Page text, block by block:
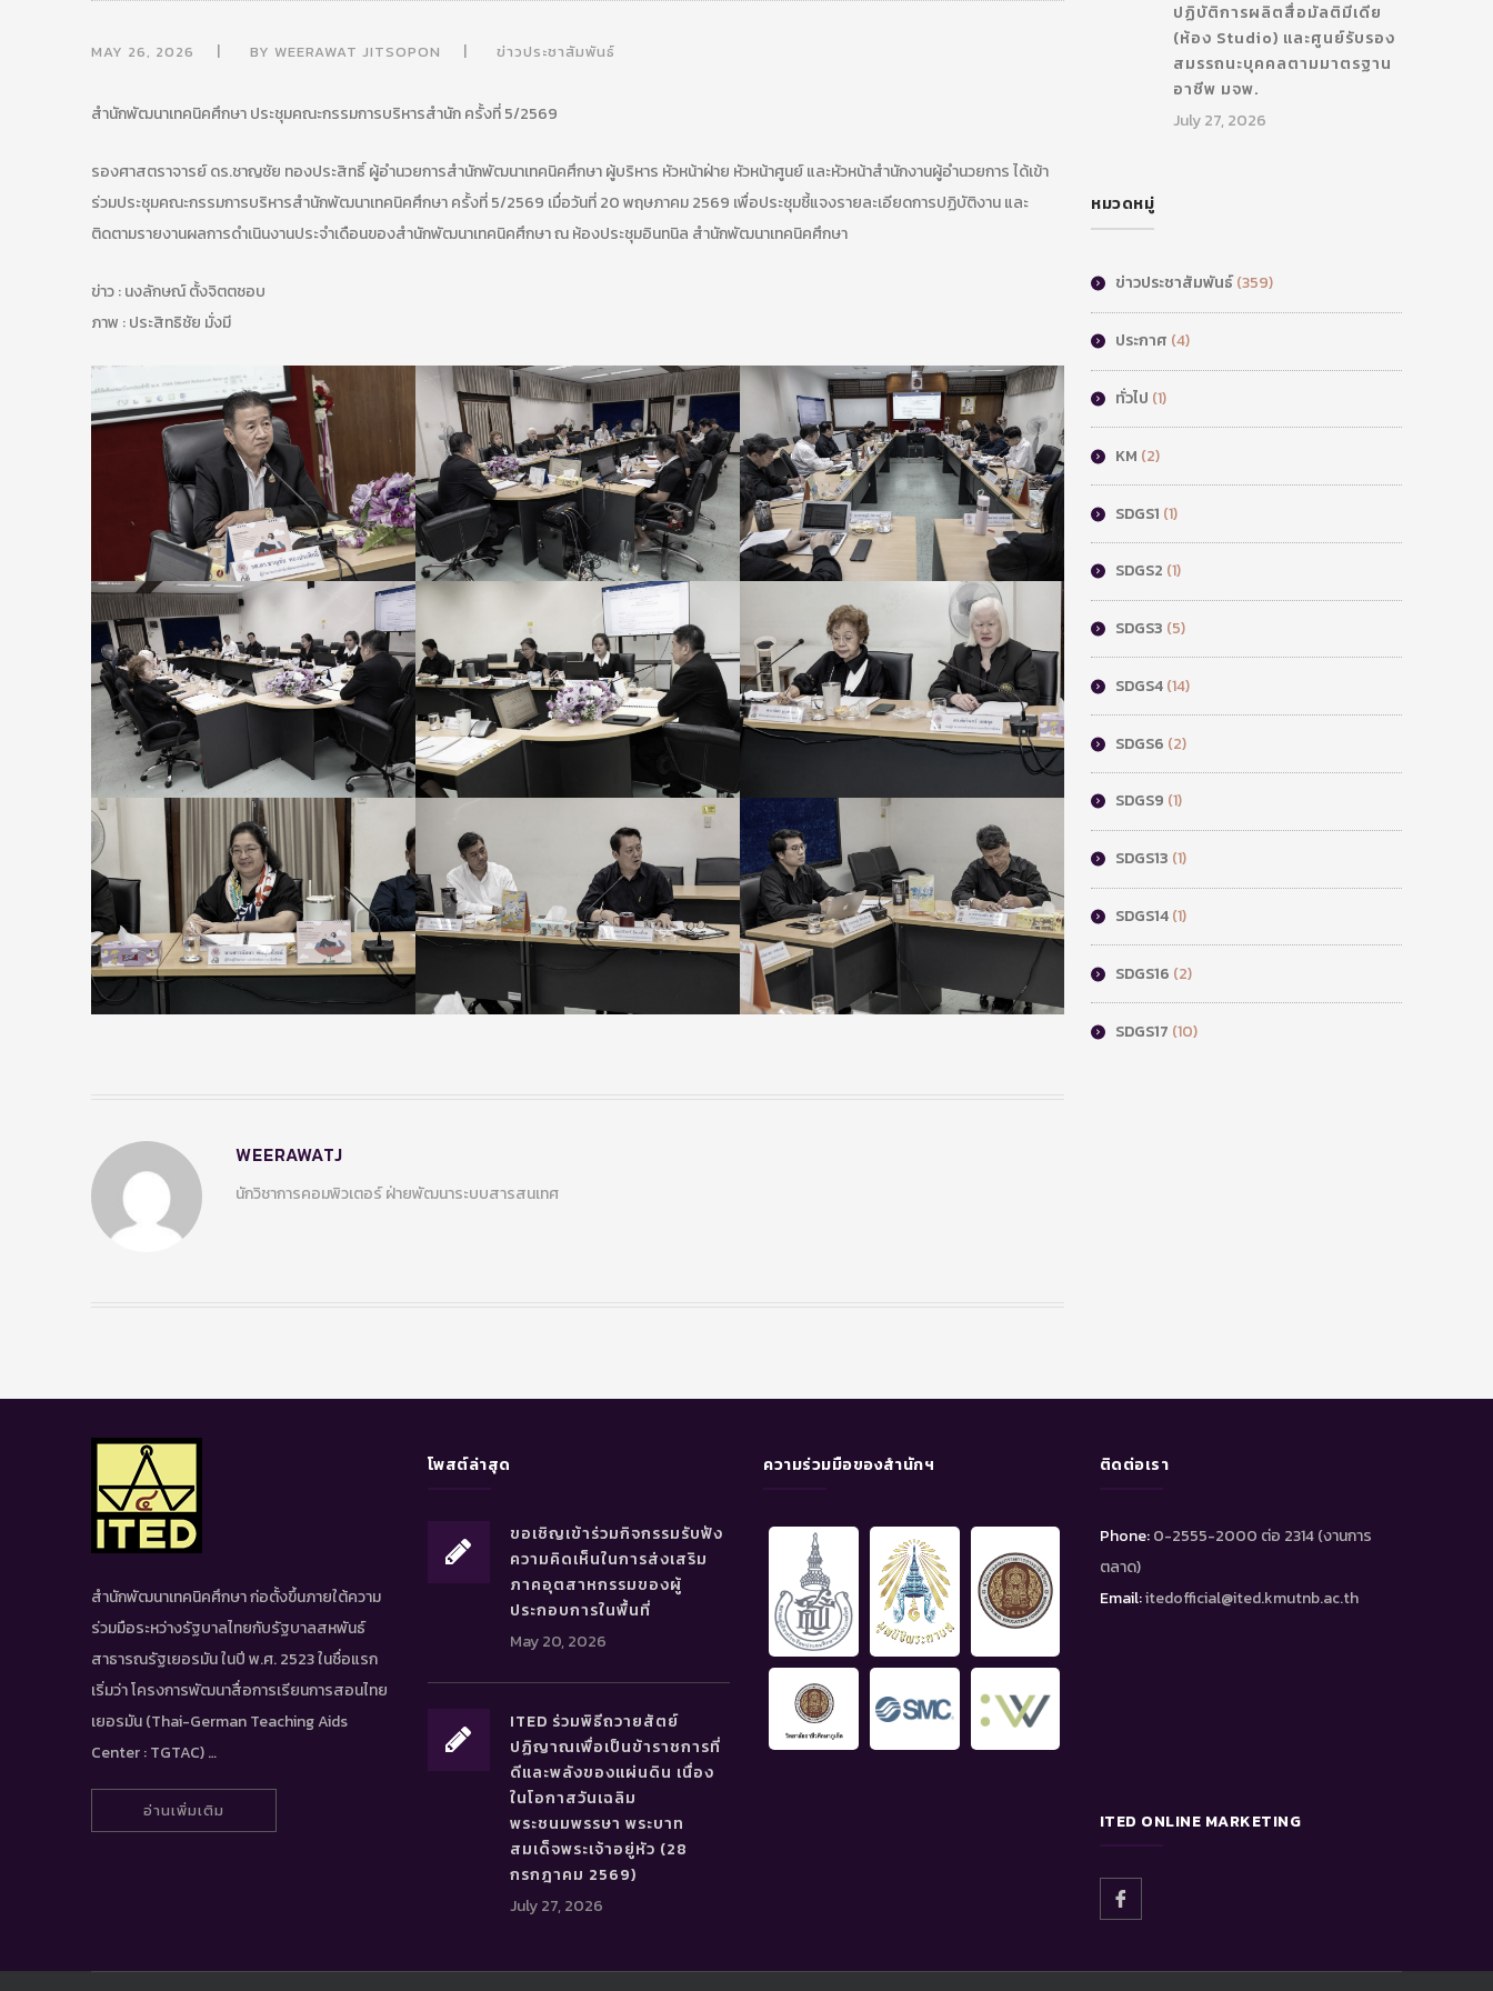
MAY 26, 2026 BY WEERAWAT JITSOPON ข่าวประชาสัมพันธ์
สำนักพัฒนาเทคนิคศึกษา ประชุมคณะกรรมการบริหารสำนัก ครั้งที่ 5/2569
รองศาสตราจารย์ ดร.ชาญชัย ทองประสิทธิ์ ผู้อำนวยการสำนักพัฒนาเทคนิคศึกษา ผู้บริหาร หัวหน้าฝ่าย หัวหน้าศูนย์ และหัวหน้าสำนักงานผู้อำนวยการ ได้เข้า
ร่วมประชุมคณะกรรมการบริหารสำนักพัฒนาเทคนิคศึกษา ครั้งที่ 5/2569 เมื่อวันที่ 20 พฤษภาคม 2569 เพื่อประชุมชี้แจงรายละเอียดการปฏิบัติงาน และ
ติดตามรายงานผลการดำเนินงานประจำเดือนของสำนักพัฒนาเทคนิคศึกษา ณ ห้องประชุมอินทนิล สำนักพัฒนาเทคนิคศึกษา
ข่าว : นงลักษณ์ ตั้งจิตตชอบ
ภาพ : ประสิทธิชัย มั่งมี
WEERAWATJ
นักวิชาการคอมพิวเตอร์ ฝ่ายพัฒนาระบบสารสนเทศ
ปฏิบัติการผลิตสื่อมัลติมีเดีย
(ห้อง Studio) และศูนย์รับรอง
สมรรถนะบุคคลตามมาตรฐาน
อาชีพ มจพ.
July 27, 2026
หมวดหมู่
ข่าวประชาสัมพันธ์(359)
ประกาศ (4)
ทั่วไป (1)
KM (2)
SDGS1 (1)
SDGS2 (1)
SDGS3 (5)
SDGS4(14)
SDGS6 (2)
SDGS9 (1)
SDGS13 (1)
SDGS14(1)
SDGS16 (2)
SDGS17 (10)
สำนักพัฒนาเทคนิคศึกษา ก่อตั้งขึ้นภายใต้ความ
ร่วมมือระหว่างรัฐบาลไทยกับรัฐบาลสหพันธ์
สาธารณรัฐเยอรมัน ในปี พ.ศ. 2523 ในชื่อแรก
เริ่มว่า โครงการพัฒนาสื่อการเรียนการสอนไทย
เยอรมัน (Thai-German Teaching Aids
Center : TGTAC) …
อ่านเพิ่มเติม
โพสต์ล่าสุด
ขอเชิญเข้าร่วมกิจกรรมรับฟัง
ความคิดเห็นในการส่งเสริม
ภาคอุตสาหกรรมของผู้
ประกอบการในพื้นที่
May 20, 2026
ITED ร่วมพิธีถวายสัตย์
ปฏิญาณเพื่อเป็นข้าราชการที่
ดีและพลังของแผ่นดิน เนื่อง
ในโอกาสวันเฉลิม
พระชนมพรรษา พระบาท
สมเด็จพระเจ้าอยู่หัว (28
กรกฎาคม 2569)
July 27, 2026
ความร่วมมือของสำนักฯ ติดต่อเรา
Phone:0-2555-2000 ต่อ 2314 (งานการ
ตลาด)
Email:itedofficial@ited.kmutnb.ac.th
ITED ONLINE MARKETING